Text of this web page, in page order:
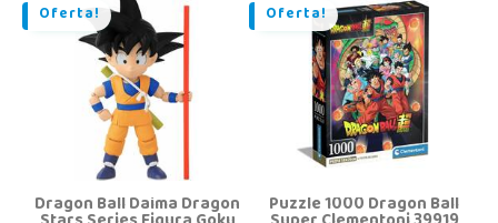
Oferta!
Dragon Ball Daima Dragon
Oferta!
Puzzle 1000 Dragon Ball